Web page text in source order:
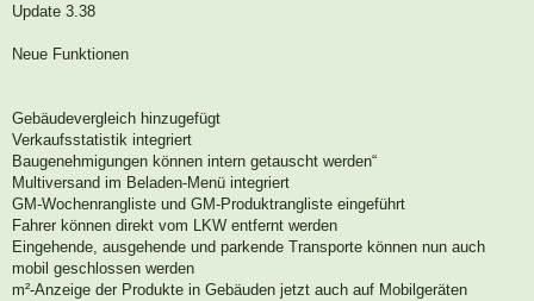
i
a
Update 3.38
Neue Funktionen
Gebäudevergleich hinzugefügt
Verkaufsstatistik integriert
Baugenehmigungen können intern getauscht werden“
Multiversand im Beladen-Menü integriert
GM-Wochenrangliste und GM-Produktrangliste eingeführt
Fahrer können direkt vom LKW entfernt werden
Eingehende, ausgehende und parkende Transporte können nun auch
mobil geschlossen werden
m²-Anzeige der Produkte in Gebäuden jetzt auch auf Mobilgeräten